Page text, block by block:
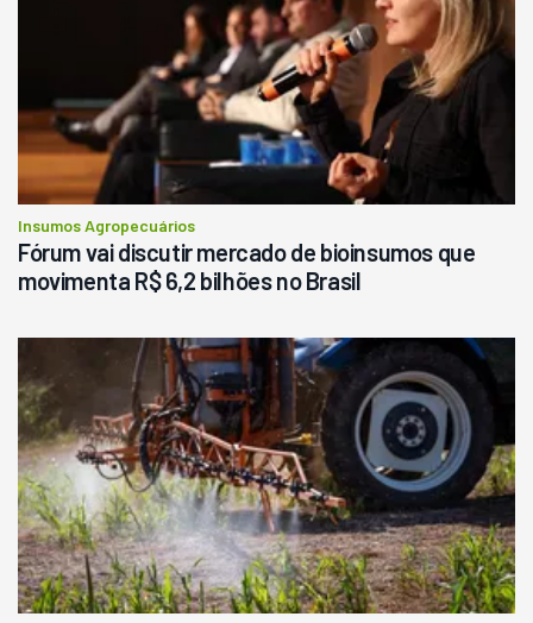
R$ 145.000
Consultar
Insumos Agropecuários
Fórum vai discutir mercado de bioinsumos que
movimenta R$ 6,2 bilhões no Brasil